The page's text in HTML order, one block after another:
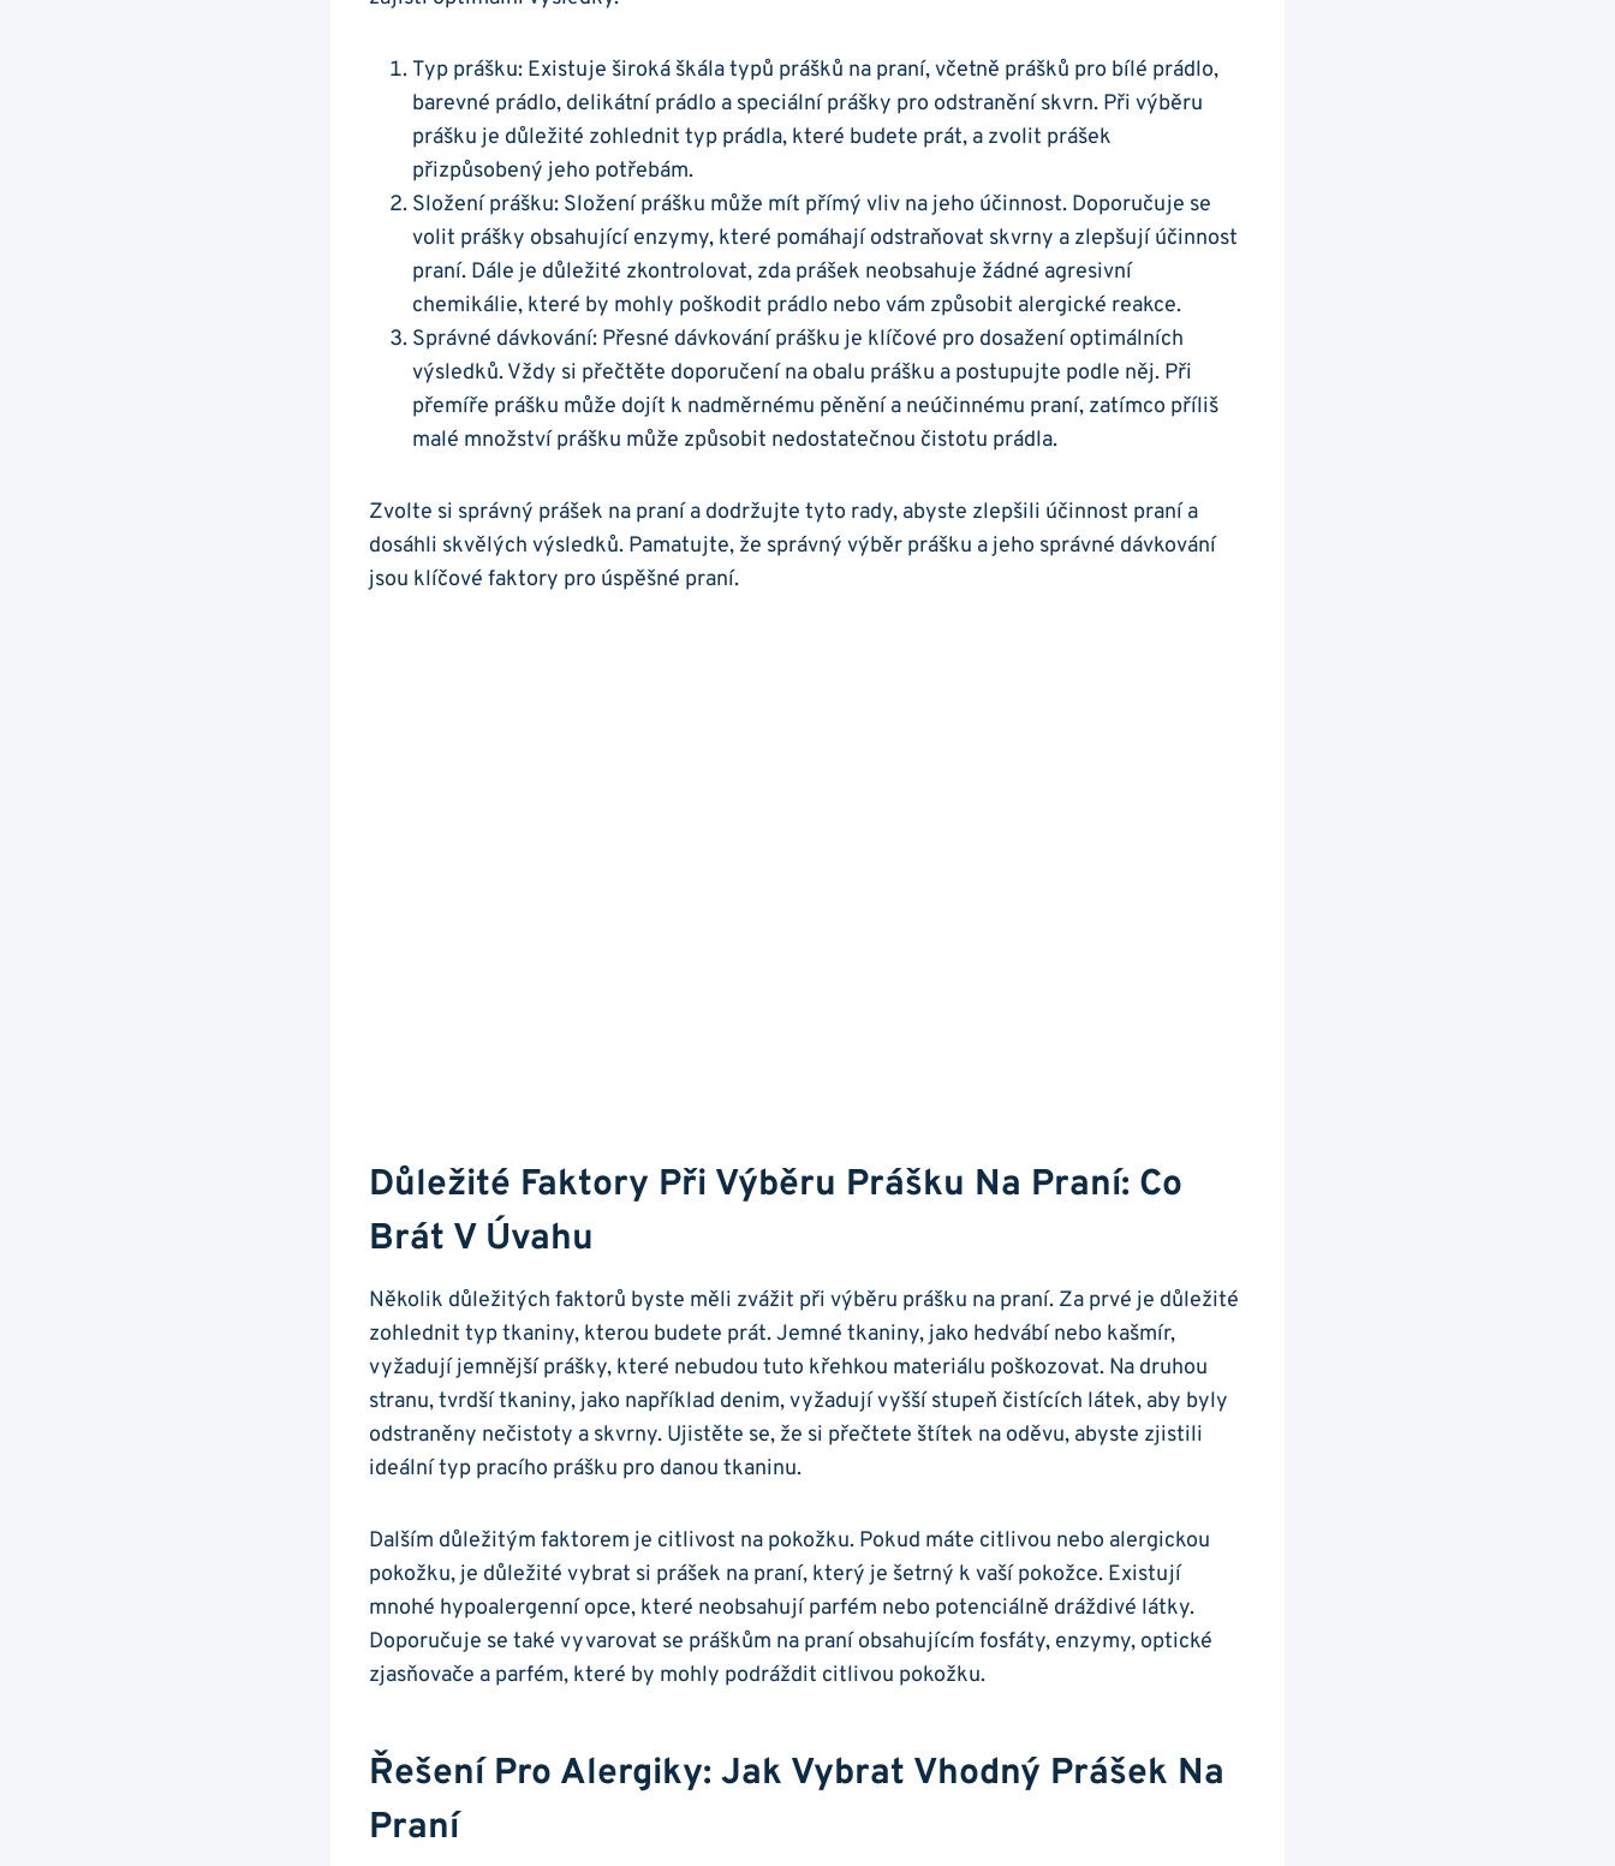
Typ prášku: Existuje široká škála‍ typů prášků na⁢ praní, včetně ​prášků‌ pro bílé prádlo,
barevné prádlo, delikátní prádlo a ‌speciální ‍prášky pro⁣ odstranění skvrn. Při výběru
prášku⁤ je důležité zohlednit typ prádla, které budete prát, a zvolit prášek
přizpůsobený ⁣jeho potřebám.
Složení prášku: Složení⁢ prášku může​ mít přímý vliv na jeho účinnost. Doporučuje se
volit ⁢prášky obsahující enzymy, ⁣které pomáhají odstraňovat ‍skvrny a zlepšují účinnost
praní. ⁤Dále je ​důležité zkontrolovat, zda ‌prášek neobsahuje žádné agresivní
chemikálie, které by mohly ‌poškodit prádlo ‍nebo vám způsobit ⁤alergické​ reakce.
Správné dávkování: ⁢Přesné dávkování prášku je klíčové ​pro⁢ dosažení‌ optimálních
výsledků.‌ Vždy ‍si přečtěte⁢ doporučení na ‌obalu prášku a postupujte podle⁣ něj. Při
přemíře⁤ prášku může dojít k nadměrnému pěnění a neúčinnému praní, zatímco příliš
malé množství prášku může způsobit ​nedostatečnou čistotu⁢ prádla.
Zvolte si správný prášek⁣ na praní ‍a dodržujte ⁣tyto rady, ​abyste zlepšili účinnost ⁢praní a ​
dosáhli skvělých výsledků. Pamatujte, ⁤že správný výběr prášku a ⁤jeho správné ‌dávkování
jsou klíčové faktory pro úspěšné ⁣praní.
Důležité Faktory⁢ Při ​výběru ‌prášku Na Praní:‍ Co​
Brát V Úvahu
Několik důležitých‌ faktorů byste měli⁤ zvážit při výběru prášku na⁤ praní. Za‍ prvé je důležité
zohlednit typ tkaniny, kterou budete prát. Jemné tkaniny, jako hedvábí nebo⁢ kašmír,
vyžadují jemnější prášky, které nebudou tuto křehkou materiálu poškozovat. Na ‌druhou
stranu, tvrdší ‌tkaniny, jako ​například denim, vyžadují vyšší ​stupeň čistících⁢ látek, aby byly
⁤odstraněny⁤ nečistoty a skvrny. Ujistěte se, že ⁣si přečtete štítek na oděvu, abyste ‌zjistili
ideální typ ⁢pracího prášku ​pro danou ⁤tkaninu.
Dalším důležitým faktorem je citlivost na pokožku. ‌Pokud máte citlivou ‍nebo alergickou
‌pokožku, je důležité vybrat si prášek na praní, který⁤ je šetrný⁢ k​ vaší pokožce. Existují
mnohé‍ hypoalergenní opce, ⁤které neobsahují parfém nebo potenciálně dráždivé látky.
Doporučuje se také ​vyvarovat⁢ se práškům na ⁢praní obsahujícím fosfáty, enzymy, optické
zjasňovače a parfém, které by⁢ mohly podráždit ⁣citlivou pokožku.
Řešení Pro Alergiky: Jak Vybrat Vhodný Prášek Na⁢
Praní